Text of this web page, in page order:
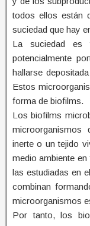
todos ellos están
suciedad que hay
La suciedad es
potencialmente
hallarse
Estos
forma de biofilms.
Los biofilms
microorganismos
inerte o un tejido
medio ambiente
las estudiadas en
combinan
microorganismos
Por tanto, los